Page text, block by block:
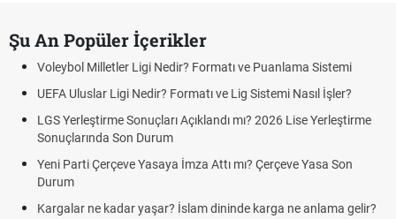
Şu An Popüler İçerikler
Voleybol Milletler Ligi Nedir? Formatı ve Puanlama Sistemi
UEFA Uluslar Ligi Nedir? Formatı ve Lig Sistemi Nasıl İşler?
LGS Yerleştirme Sonuçları Açıklandı mı? 2026 Lise Yerleştirme
Sonuçlarında Son Durum
Yeni Parti Çerçeve Yasaya İmza Attı mı? Çerçeve Yasa Son
Durum
Kargalar ne kadar yaşar? İslam dininde karga ne anlama gelir?